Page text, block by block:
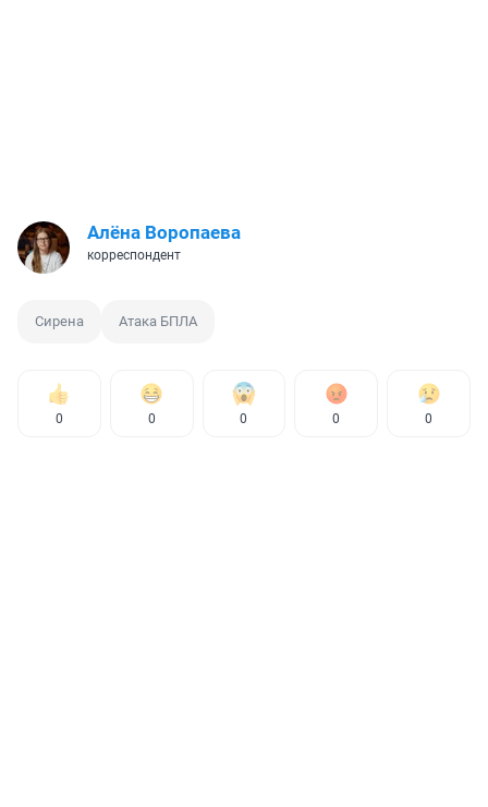
Алёна Воропаева
корреспондент
Сирена Атака БПЛА
0 0 0 0 0